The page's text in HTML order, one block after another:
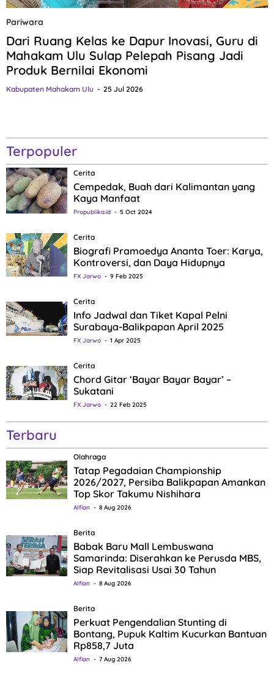
Pariwara
Dari Ruang Kelas ke Dapur Inovasi, Guru di
Mahakam Ulu Sulap Pelepah Pisang Jadi
Produk Bernilai Ekonomi
Kabupaten Mahakam Ulu 25 Jul 2026
Terpopuler
Cerita
Cempedak, Buah dari Kalimantan yang
Kaya Manfaat
Propublika.id 5 Oct 2024
Cerita
Biografi Pramoedya Ananta Toer: Karya,
Kontroversi, dan Daya Hidupnya
FX Jarwo 9 Feb 2025
Cerita
Info Jadwal dan Tiket Kapal Pelni
Surabaya-Balikpapan April 2025
FX Jarwo 1 Apr 2025
Cerita
Chord Gitar ‘Bayar Bayar Bayar’ –
Sukatani
FX Jarwo 22 Feb 2025
Terbaru
Olahraga
Tatap Pegadaian Championship
2026/2027, Persiba Balikpapan Amankan
Top Skor Takumu Nishihara
Alfian 8 Aug 2026
Berita
Babak Baru Mall Lembuswana
Samarinda: Diserahkan ke Perusda MBS,
Siap Revitalisasi Usai 30 Tahun
Alfian 8 Aug 2026
Berita
Perkuat Pengendalian Stunting di
Bontang, Pupuk Kaltim Kucurkan Bantuan
Rp858,7 Juta
Alfian 7 Aug 2026